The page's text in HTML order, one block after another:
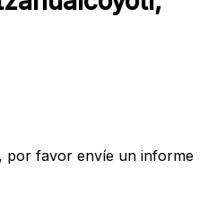
por favor envíe un informe